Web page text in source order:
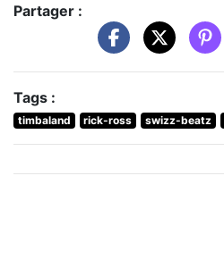
Partager :
Tags :
timbaland rick-ross swizz-beatz